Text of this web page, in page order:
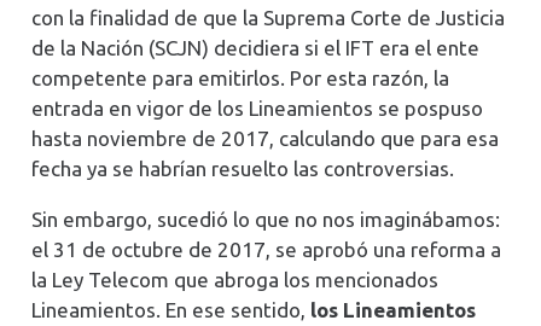
con la finalidad de que la Suprema Corte de Justicia
de la Nación (SCJN) decidiera si el IFT era el ente
competente para emitirlos. Por esta razón, la
entrada en vigor de los Lineamientos se pospuso
hasta noviembre de 2017, calculando que para esa
fecha ya se habrían resuelto las controversias.
Sin embargo, sucedió lo que no nos imaginábamos:
el 31 de octubre de 2017, se aprobó una reforma a
la Ley Telecom que abroga los mencionados
Lineamientos. En ese sentido, los Lineamientos